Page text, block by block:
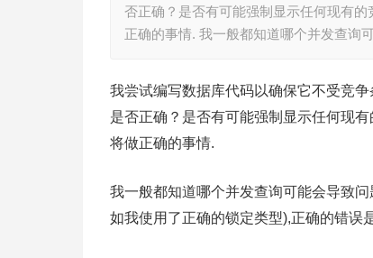
否正确？是否有可能强制显示任何现有
正确的事情. 我一般都知道哪个并发查询可
我尝试编写数据库代码以确保它不受竞
是否正确？是否有可能强制显示任何现
将做正确的事情.
我一般都知道哪个并发查询可能会导致
如我使用了正确的锁定类型),正确的错误